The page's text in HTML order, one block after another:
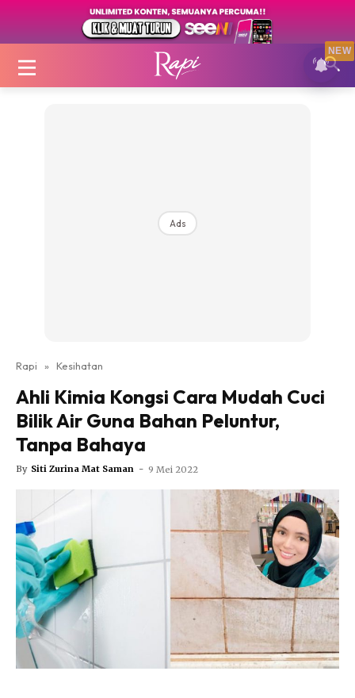
Login|Register
Nutrisi
Info COVID-19
Video
Fit Rapi
Hub Ideaktiv
Ads
Rapi » Kesihatan
Ahli Kimia Kongsi Cara Mudah Cuci
Bilik Air Guna Bahan Peluntur,
Tanpa Bahaya
By Siti Zurina Mat Saman - 9 Mei 2022
NEW